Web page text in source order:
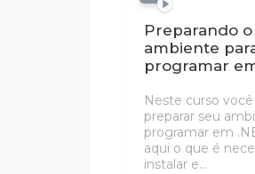
Preparando o
ambiente
programar
Neste curso
preparar seu
programar em
aqui o que é
instalar e...